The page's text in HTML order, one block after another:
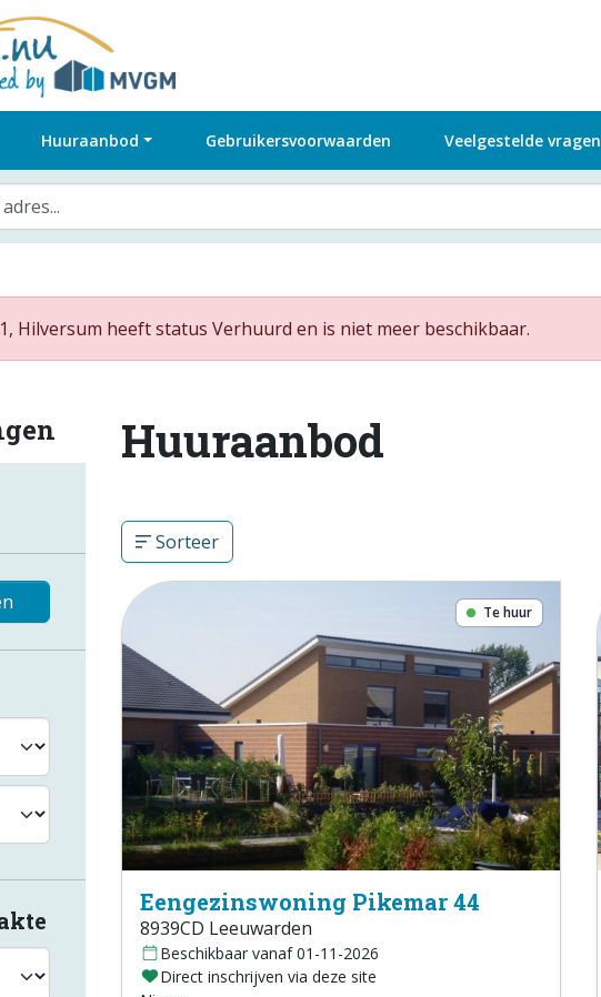
Huuraanbod Gebruikersvoorwaarden Veelgestelde vragen
Hilversum heeft status Verhuurd en is niet meer beschikbaar.
Huuraanbod
Sorteer
Te huur
Eengezinswoning Pikemar 44
8939CD Leeuwarden
Beschikbaar vanaf 01-11-2026
Direct inschrijven via deze site